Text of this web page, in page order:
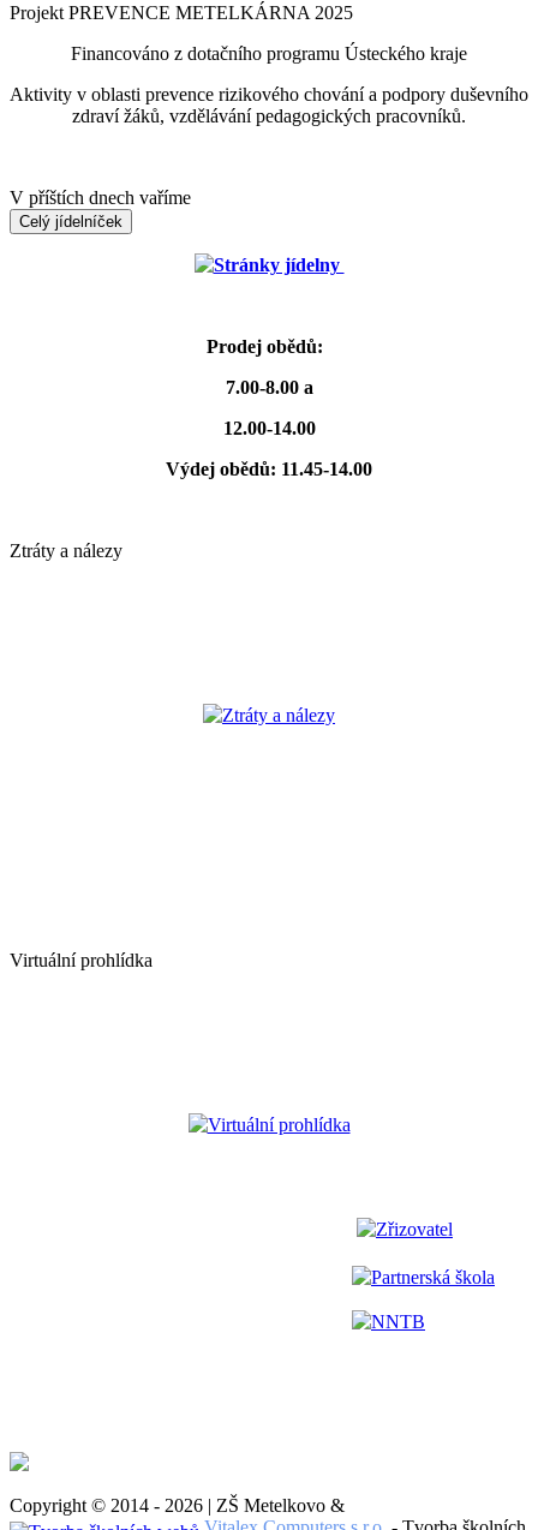
Projekt PREVENCE METELKÁRNA 2025
Financováno z dotačního programu Ústeckého kraje
Aktivity v oblasti prevence rizikového chování a podpory duševního
zdraví žáků, vzdělávání pedagogických pracovníků.
V příštích dnech vaříme
Celý jídelníček
Stránky jídelny
Prodej obědů:
7.00-8.00 a
12.00-14.00
Výdej obědů: 11.45-14.00
Ztráty a nálezy
Ztráty a nálezy
Virtuální prohlídka
Virtuální prohlídka
Zřizovatel
Partnerská škola
NNTB
Copyright © 2014 - 2026 | ZŠ Metelkovo &